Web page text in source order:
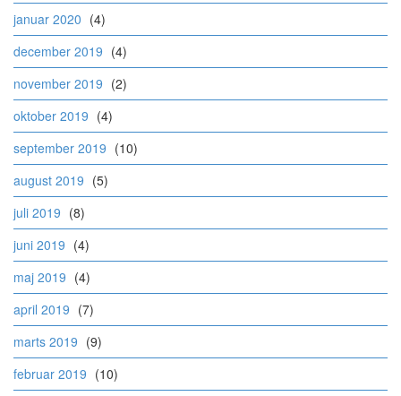
januar 2020 (4)
december 2019 (4)
november 2019 (2)
oktober 2019 (4)
september 2019 (10)
august 2019 (5)
juli 2019 (8)
juni 2019 (4)
maj 2019 (4)
april 2019 (7)
marts 2019 (9)
februar 2019 (10)